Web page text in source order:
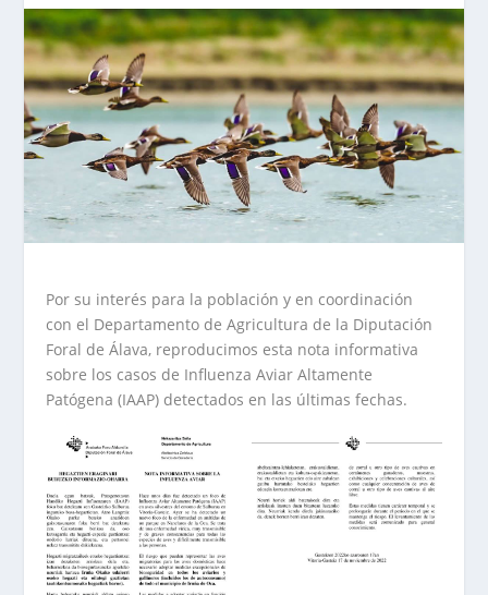
Por su interés para la población y en coordinación
con el Departamento de Agricultura de la Diputación
Foral de Álava, reproducimos esta nota informativa
sobre los casos de Influenza Aviar Altamente
Patógena (IAAP) detectados en las últimas fechas.